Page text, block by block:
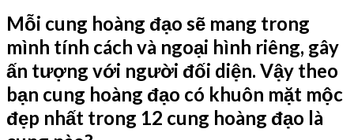
Mỗi cung hoàng đạo sẽ mang trong
mình tính cách và ngoại hình riêng, gây
ấn tượng với người đối diện. Vậy theo
bạn cung hoàng đạo có khuôn mặt mộc
đẹp nhất trong 12 cung hoàng đạo là